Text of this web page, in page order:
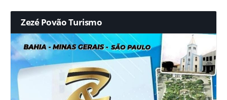
Zezé Povão Turismo